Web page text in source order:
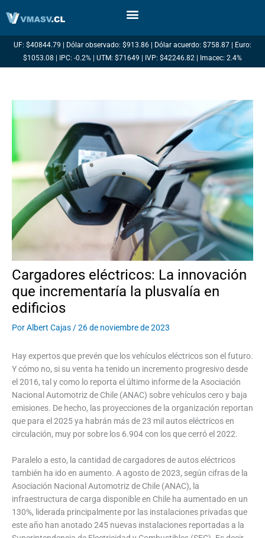
UF: $40844.79 | Dólar observado: $913.86 | Dólar acuerdo: $758.87 | Euro:
$1053.08 | IPC: -0.2% | UTM: $71649 | IVP: $42246.82 | Imacec: 2.4%
Cargadores eléctricos: La innovación
que incrementaría la plusvalía en
edificios
PorAlbert Cajas /26 de noviembre de 2023
Hay expertos que prevén que los vehículos eléctricos son el futuro.
Y cómo no, si su venta ha tenido un incremento progresivo desde
el 2016, tal y como lo reporta el último informe de la Asociación
Nacional Automotriz de Chile (ANAC) sobre vehículos cero y baja
emisiones. De hecho, las proyecciones de la organización reportan
que para el 2025 ya habrán más de 23 mil autos eléctricos en
circulación, muy por sobre los 6.904 con los que cerró el 2022.
Paralelo a esto, la cantidad de cargadores de autos eléctricos
también ha ido en aumento. A agosto de 2023, según cifras de la
Asociación Nacional Automotriz de Chile (ANAC), la
infraestructura de carga disponible en Chile ha aumentado en un
130%, liderada principalmente por las instalaciones privadas que
este año han anotado 245 nuevas instalaciones reportadas a la